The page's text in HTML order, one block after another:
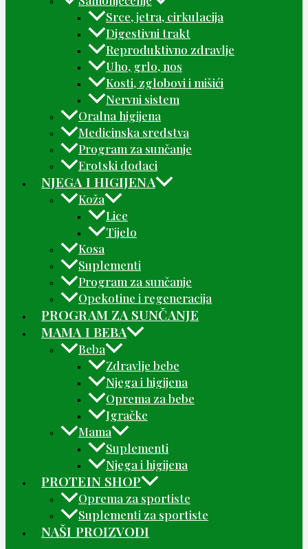
Srce, jetra, cirkulacija
Digestivni trakt
Reproduktivno zdravlje
Uho, grlo, nos
Kosti, zglobovi i mišići
Nervni sistem
Oralna higijena
Medicinska sredstva
Program za sunčanje
Erotski dodaci
NJEGA I HIGIJENA
Koža
Lice
Tijelo
Kosa
Suplementi
Program za sunčanje
Opekotine i regeneracija
PROGRAM ZA SUNČANJE
MAMA I BEBA
Beba
Zdravlje bebe
Njega i higijena
Oprema za bebe
Igračke
Mama
Suplementi
Njega i higijena
PROTEIN SHOP
Oprema za sportiste
Suplementi za sportiste
NAŠI PROIZVODI